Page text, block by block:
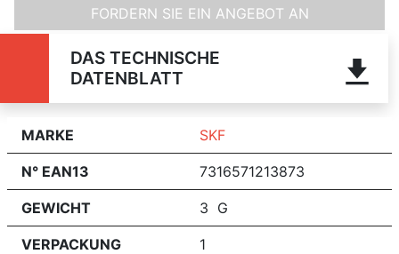
FORDERN SIE EIN ANGEBOT AN
DAS TECHNISCHE
DATENBLATT
MARKE SKF
N° EAN13 7316571213873
GEWICHT 3 G
VERPACKUNG 1